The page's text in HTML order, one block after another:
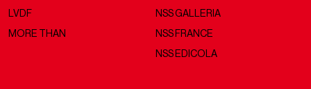
LVDF
MORE THAN
NSS GALLERIA
NSS FRANCE
NSS EDICOLA